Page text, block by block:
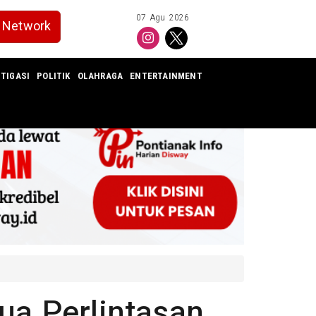
Network 07 Agu 2026
POLITIK OLAHRAGA ENTERTAINMENT